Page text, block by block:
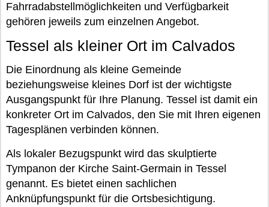
Fahrradabstellmöglichkeiten und Verfügbarkeit
gehören jeweils zum einzelnen Angebot.
Tessel als kleiner Ort im Calvados
Die Einordnung als kleine Gemeinde
beziehungsweise kleines Dorf ist der wichtigste
Ausgangspunkt für Ihre Planung. Tessel ist damit ein
konkreter Ort im Calvados, den Sie mit Ihren eigenen
Tagesplänen verbinden können.
Als lokaler Bezugspunkt wird das skulptierte
Tympanon der Kirche Saint-Germain in Tessel
genannt. Es bietet einen sachlichen
Anknüpfungspunkt für die Ortsbesichtigung.